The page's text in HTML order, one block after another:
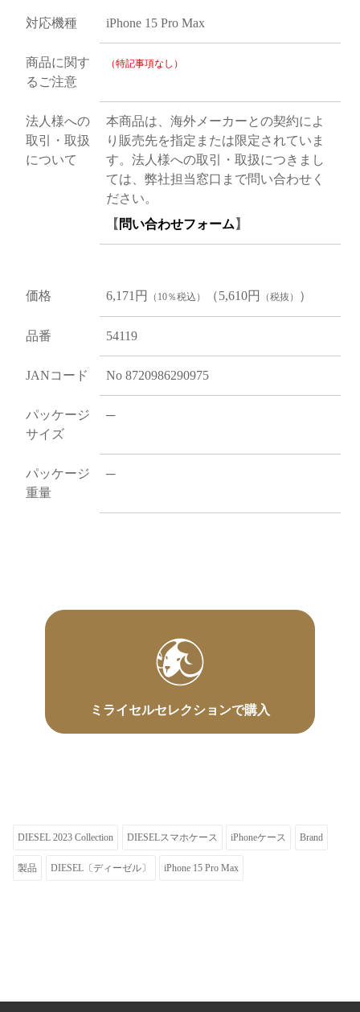
対応機種 iPhone 15 Pro Max
商品に関す
るご注意
（特記事項なし）
法人様への
取引・取扱
について
本商品は、海外メーカーとの契約によ
り販売先を指定または限定されていま
す。法人様への取引・取扱につきまし
ては、弊社担当窓口まで問い合わせく
ださい。
【 問い合わせフォーム 】
価格 6,171円 （10％税込） （5,610円 （税抜） ）
品番 54119
JANコード No 8720986290975
パッケージ
サイズ
─
パッケージ
重量
─
ミライセルセレクションで購入
DIESEL 2023 Collection DIESELスマホケース iPhoneケース Brand
製品 DIESEL〔ディーゼル〕 iPhone 15 Pro Max